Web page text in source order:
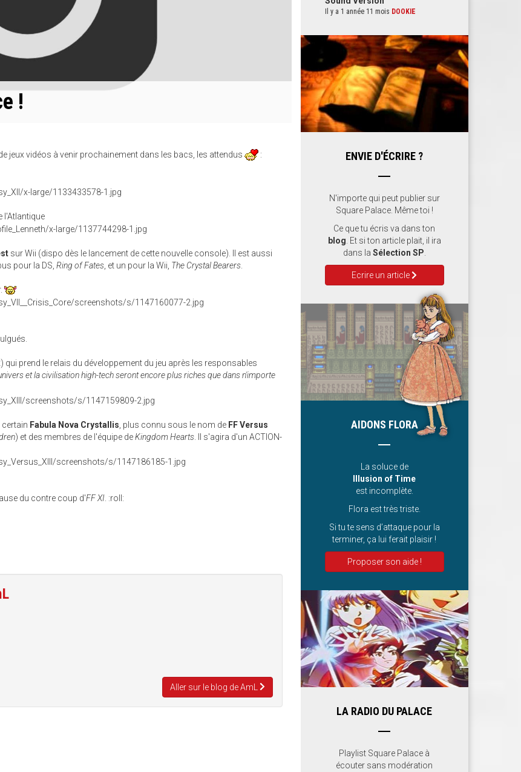
!
jeux vidéos à venir prochainement dans les bacs, les attendus :
l'Atlantique
sur Wii (dispo dès le lancement de cette nouvelle console). Il est aussi
pour la DS, Ring of Fates , et un pour la Wii, The Crystal Bearers
prend le relais du développement du jeu après les responsables
et la civilisation high-tech seront encore plus riches que dans n'importe
certain Fabula Nova Crystallis , plus connu sous le nom de FF Versus
) et des membres de l'équipe deKingdom Hearts . Il s'agira d'un ACTION-
du contre coup d'FF XI . :roll:
Aller sur le blog de AmL
Il y a 1 année 11 mois DOOKIE
ENVIE D'ÉCRIRE ?
N'importe qui peut publier sur
Square Palace. Même toi !
Ce que tu écris va dans ton
blog . Et si ton article plait, il ira
dans la Sélection SP
Ecrire un article
AIDONS FLORA
La soluce de
Illusion of Time
est incomplète.
Flora est très triste.
Si tu te sens d’attaque pour la
terminer, ça lui ferait plaisir !
Proposer son aide !
LA RADIO DU PALACE
Playlist Square Palace à
écouter sans modération